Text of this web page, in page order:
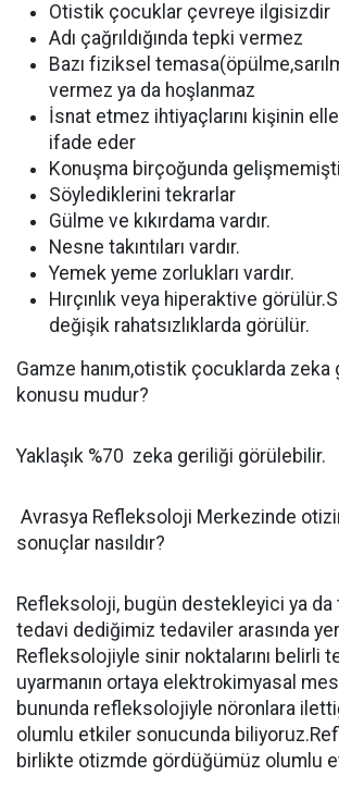
Otistik çocuklar çevreye ilgisizdir
Adı çağrıldığında tepki vermez
Bazı fiziksel
vermez ya da hoşlanmaz
İsnat etmez ihtiyaçlarını kişinin
ifade eder
Konuşma birçoğunda
Söylediklerini tekrarlar
Gülme ve kıkırdama vardır.
Nesne takıntıları vardır.
Yemek yeme zorlukları vardır.
Hırçınlık veya hiperaktive
değişik rahatsızlıklarda görülür.
Gamze hanım,otistik çocuklarda zeka
konusu mudur?
Yaklaşık %70 zeka geriliği görülebilir.
Avrasya Refleksoloji Merkezinde
sonuçlar nasıldır?
Refleksoloji, bugün destekleyici ya da
tedavi dediğimiz tedaviler arasında
Refleksolojiyle sinir noktalarını belirli
uyarmanın ortaya elektrokimyasal
bununda refleksolojiyle nöronlara
olumlu etkiler sonucunda
birlikte otizmde gördüğümüz olumlu